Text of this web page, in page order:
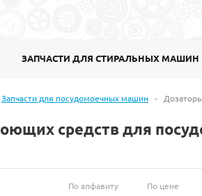
ЗАПЧАСТИ ДЛЯ СТИРАЛЬНЫХ МАШИН
Запчасти для посудомоечных машин -
средств для
По алфавиту По цене